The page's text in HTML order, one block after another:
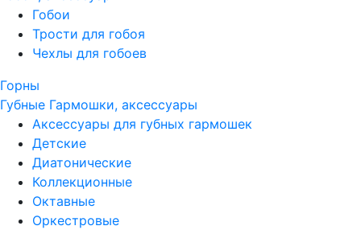
Гобои
Трости для гобоя
Чехлы для гобоев
Горны
Губные Гармошки, аксессуары
Аксессуары для губных гармошек
Детские
Диатонические
Коллекционные
Октавные
Оркестровые